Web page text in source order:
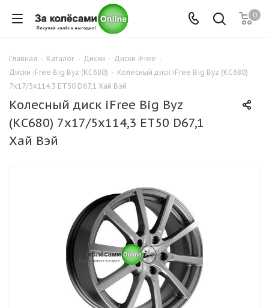
0
Главная - Каталог - Диски - Диски iFree -
Диски iFree Big Byz (КС680) - Колесный диск iFree Big Byz (КС680)
7x17/5x114,3 ET50 D67,1 Хай Вэй
Колесный диск iFree Big Byz
(КС680) 7x17/5x114,3 ET50 D67,1
Хай Вэй